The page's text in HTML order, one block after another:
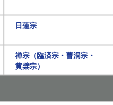
日蓮宗
禅宗（臨済宗・曹洞宗・
黄檗宗）